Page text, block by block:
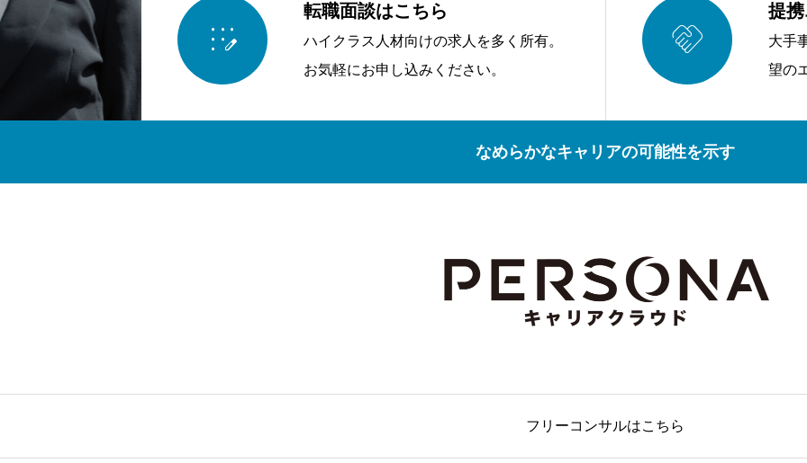

転職面談はこちら
ハイクラス人材向けの求人を多く所有。
お気軽にお申し込みください。

提
大手
望の
なめらかなキャリアの可能性を示す
フリーコンサルはこちら